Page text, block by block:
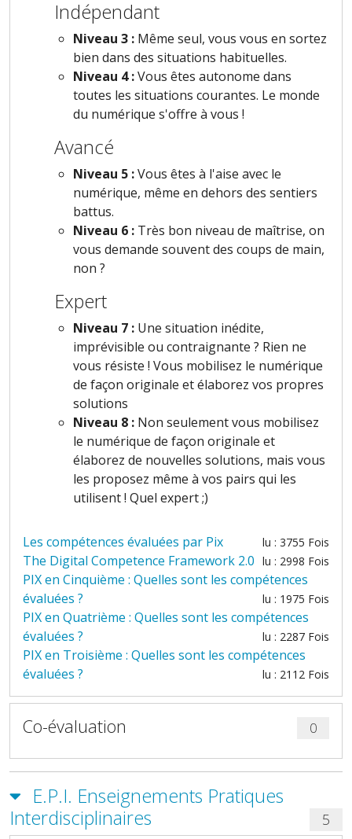
Indépendant
Niveau 3 : Même seul, vous vous en sortez
bien dans des situations habituelles.
Niveau 4 :Vous êtes autonome dans
toutes les situations courantes. Le monde
du numérique s'offre à vous !
Avancé
Niveau 5 :Vous êtes à l'aise avec le
numérique, même en dehors des sentiers
battus.
Niveau 6 : Très bon niveau de maîtrise, on
vous demande souvent des coups de main,
non ?
Expert
Niveau 7 : Une situation inédite,
imprévisible ou contraignante ? Rien ne
vous résiste ! Vous mobilisez le numérique
de façon originale et élaborez vos propres
solutions
Niveau 8 : Non seulement vous mobilisez
le numérique de façon originale et
élaborez de nouvelles solutions, mais vous
les proposez même à vos pairs qui les
utilisent ! Quel expert ;)
Les compétences évaluées par Pix lu : 3755 Fois
The Digital Competence Framework 2.0 lu : 2998 Fois
PIX en Cinquième : Quelles sont les compétences
évaluées ?
lu : 1975 Fois
PIX en Quatrième : Quelles sont les compétences
évaluées ?
lu : 2287 Fois
PIX en Troisième : Quelles sont les compétences
évaluées ?
lu : 2112 Fois
Co-évaluation 0
E.P.I. Enseignements Pratiques
Interdisciplinaires
5